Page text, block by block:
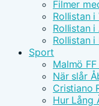
Filmer
Rollistan
Rollistan i
Rollistan
Sport
Malmö
När slår
Cristiano
Hur Lång